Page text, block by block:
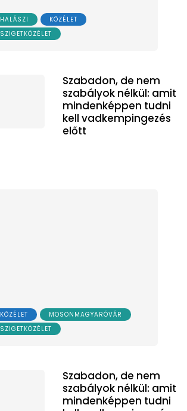
HALÁSZI
KÖZÉLET
SZIGETKÖZÉLET
Szabadon, de nem
szabályok nélkül: amit
mindenképpen tudni
kell vadkempingezés
előtt
KÖZÉLET
MOSONMAGYARÓVÁR
SZIGETKÖZÉLET
Szabadon, de nem
szabályok nélkül: amit
mindenképpen tudni